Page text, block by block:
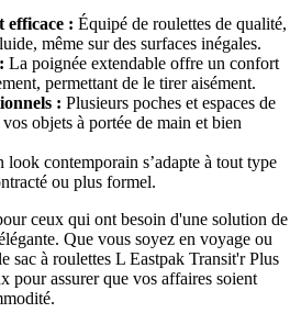
efficace : Équipé de roulettes de qualité,
même sur des surfaces inégales.
La poignée extendable offre un confort
permettant de le tirer aisément.
: Plusieurs poches et espaces de
objets à portée de main et bien
look contemporain s’adapte à tout type
ou plus formel.
ceux qui ont besoin d'une solution de
Que vous soyez en voyage ou
sac à roulettes L Eastpak Transit'r Plus
pour assurer que vos affaires soient